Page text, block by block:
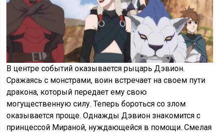
В центре событий оказывается рыцарь Дэвион.
Сражаясь с монстрами, воин встречает на своем пути
дракона, который передает ему свою
могущественную силу. Теперь бороться со злом
оказывается проще. Однажды Дэвион знакомится с
принцессой Мираной, нуждающейся в помощи. Смелая